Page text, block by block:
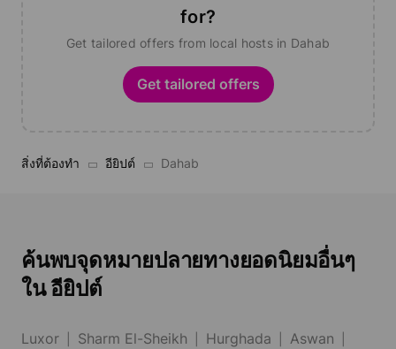
for?
Get tailored offers from local hosts in Dahab
Get tailored offers
สิ่งที่ต้องทำ อียิปต์ Dahab
ค้นพบจุดหมายปลายทางยอดนิยมอื่นๆ
ใน อียิปต์
Luxor Sharm El-Sheikh Hurghada
Aswan